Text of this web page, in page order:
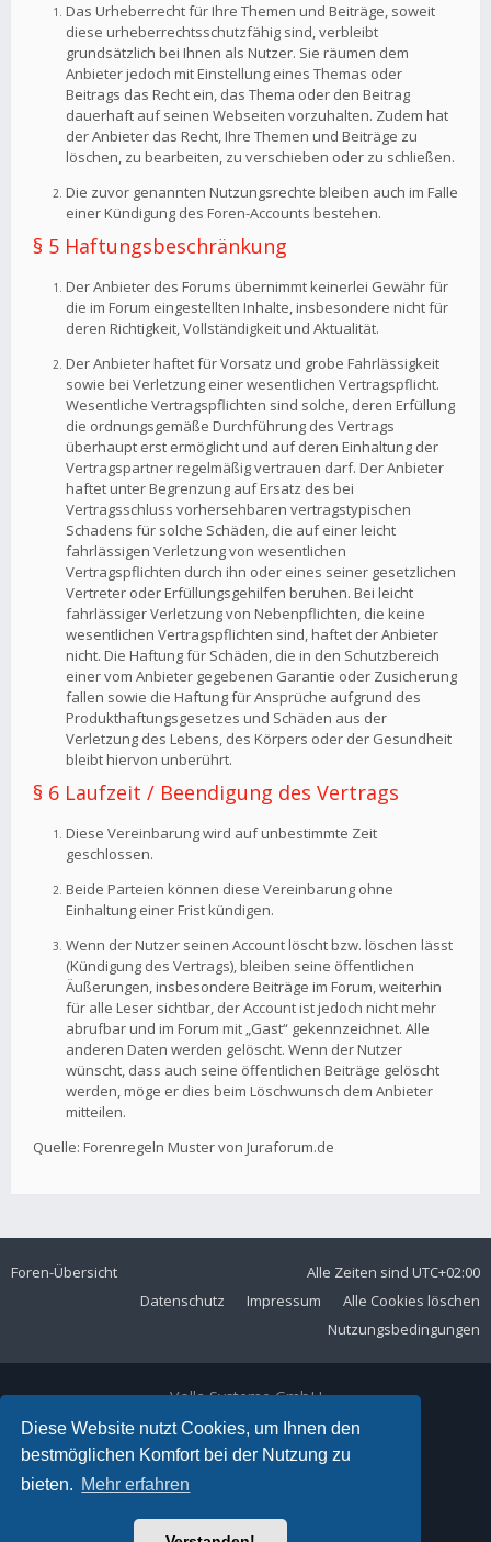
Diese Website nutzt Cookies, um Ihnen den
bestmöglichen Komfort bei der Nutzung zu
bieten. Mehr erfahren
Das Urheberrecht für Ihre Themen und Beiträge, soweit
diese urheberrechtsschutzfähig sind, verbleibt
grundsätzlich bei Ihnen als Nutzer. Sie räumen dem
Anbieter jedoch mit Einstellung eines Themas oder
Beitrags das Recht ein, das Thema oder den Beitrag
dauerhaft auf seinen Webseiten vorzuhalten. Zudem hat
der Anbieter das Recht, Ihre Themen und Beiträge zu
löschen, zu bearbeiten, zu verschieben oder zu schließen.
Die zuvor genannten Nutzungsrechte bleiben auch im Falle
einer Kündigung des Foren-Accounts bestehen.
§ 5 Haftungsbeschränkung
Der Anbieter des Forums übernimmt keinerlei Gewähr für
die im Forum eingestellten Inhalte, insbesondere nicht für
deren Richtigkeit, Vollständigkeit und Aktualität.
Der Anbieter haftet für Vorsatz und grobe Fahrlässigkeit
sowie bei Verletzung einer wesentlichen Vertragspflicht.
Wesentliche Vertragspflichten sind solche, deren Erfüllung
die ordnungsgemäße Durchführung des Vertrags
überhaupt erst ermöglicht und auf deren Einhaltung der
Vertragspartner regelmäßig vertrauen darf. Der Anbieter
haftet unter Begrenzung auf Ersatz des bei
Vertragsschluss vorhersehbaren vertragstypischen
Schadens für solche Schäden, die auf einer leicht
fahrlässigen Verletzung von wesentlichen
Vertragspflichten durch ihn oder eines seiner gesetzlichen
Vertreter oder Erfüllungsgehilfen beruhen. Bei leicht
fahrlässiger Verletzung von Nebenpflichten, die keine
wesentlichen Vertragspflichten sind, haftet der Anbieter
nicht. Die Haftung für Schäden, die in den Schutzbereich
einer vom Anbieter gegebenen Garantie oder Zusicherung
fallen sowie die Haftung für Ansprüche aufgrund des
Produkthaftungsgesetzes und Schäden aus der
Verletzung des Lebens, des Körpers oder der Gesundheit
bleibt hiervon unberührt.
§ 6 Laufzeit / Beendigung des Vertrags
Diese Vereinbarung wird auf unbestimmte Zeit
geschlossen.
Beide Parteien können diese Vereinbarung ohne
Einhaltung einer Frist kündigen.
Wenn der Nutzer seinen Account löscht bzw. löschen lässt
(Kündigung des Vertrags), bleiben seine öffentlichen
Äußerungen, insbesondere Beiträge im Forum, weiterhin
für alle Leser sichtbar, der Account ist jedoch nicht mehr
abrufbar und im Forum mit „Gast“ gekennzeichnet. Alle
anderen Daten werden gelöscht. Wenn der Nutzer
wünscht, dass auch seine öffentlichen Beiträge gelöscht
werden, möge er dies beim Löschwunsch dem Anbieter
mitteilen.
Quelle: Forenregeln Muster von Juraforum.de
Foren-Übersicht Alle Zeiten sind UTC+02:00
Alle Cookies löschen
Impressum
Datenschutz
Nutzungsbedingungen
Volla Systeme GmbH
Kölner Straße 102
42897 Remscheid
Telefon:+49 2191 59897 61
E-Mail: